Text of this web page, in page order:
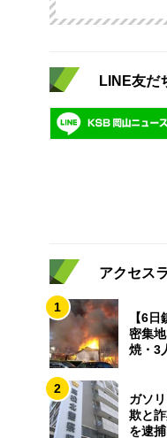
LINE友だ
アクセス
1
【6
密集
焼・3
2
ガソ
欺と
を逮